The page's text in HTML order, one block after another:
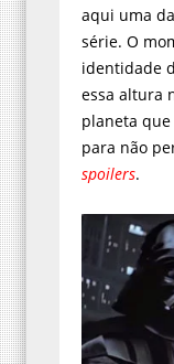
aqui uma
série. O
identidade
essa altura
planeta que
para não
spoilers.